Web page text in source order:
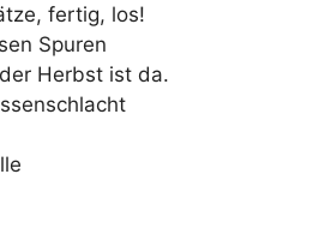
fertig, los!
Spuren
Herbst ist da.